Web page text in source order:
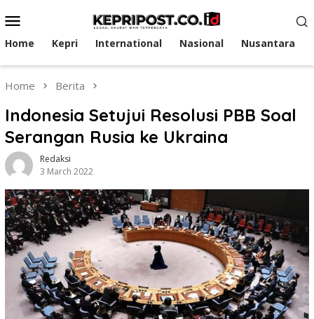
to
contentMenu
Home Kepri International Nasional Nusantara
Home Berita
Indonesia Setujui Resolusi PBB Soal
Serangan Rusia ke Ukraina
Redaksi
3 March 2022